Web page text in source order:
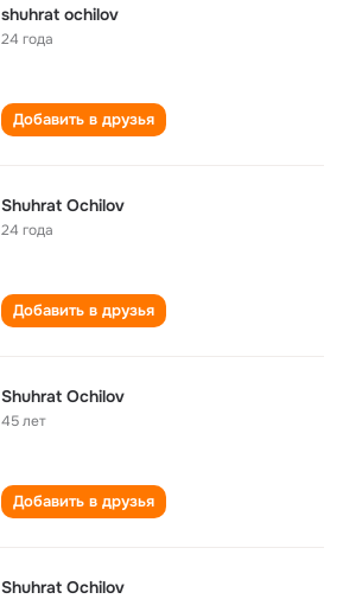
shuhrat ochilov
24 года
Добавить в друзья
Shuhrat Ochilov
24 года
Добавить в друзья
Shuhrat Ochilov
45 лет
Добавить в друзья
Shuhrat Ochilov